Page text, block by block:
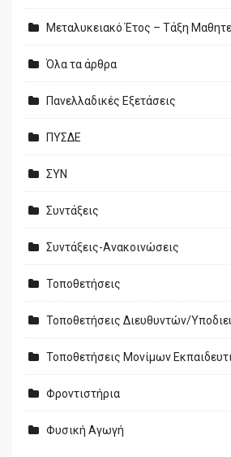
Μεταλυκειακό Έτος – Τάξη
Όλα τα άρθρα
Πανελλαδικές Εξετάσεις
ΠΥΣΔΕ
ΣΥΝ
Συντάξεις
Συντάξεις-Ανακοινώσεις
Τοποθετήσεις
Τοποθετήσεις Διευθυντών/
Τοποθετήσεις Μονίμων
Φροντιστήρια
Φυσική Αγωγή